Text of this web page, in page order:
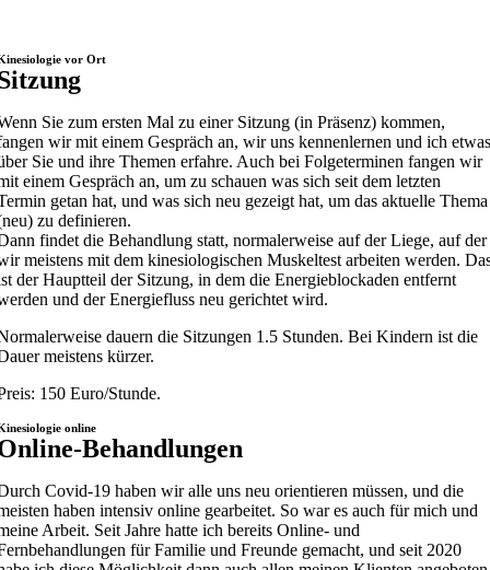
vor Ort
Sie zum ersten Mal zu einer Sitzung (in Präsenz) kommen,
wir mit einem Gespräch an, wir uns kennenlernen und ich
Sie und ihre Themen erfahre. Auch bei Folgeterminen fangen wir
einem Gespräch an, um zu schauen was sich seit dem letzten
getan hat, und was sich neu gezeigt hat, um das aktuelle Thema
zu definieren.
findet die Behandlung statt, normalerweise auf der Liege, auf der
meistens mit dem kinesiologischen Muskeltest arbeiten werden.
der Hauptteil der Sitzung, in dem die Energieblockaden entfernt
und der Energiefluss neu gerichtet wird.
dauern die Sitzungen 1.5 Stunden. Bei Kindern ist die
meistens kürzer.
150 Euro/Stunde.
online
Behandlungen
Covid-19 haben wir alle uns neu orientieren müssen, und die
haben intensiv online gearbeitet. So war es auch für mich und
Arbeit. Seit Jahre hatte ich bereits Online- und
für Familie und Freunde gemacht, und seit 2020